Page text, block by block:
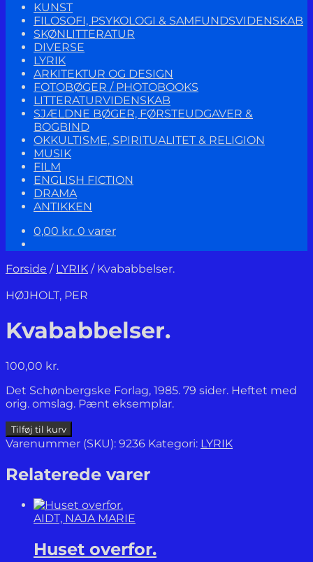
KUNST
FILOSOFI, PSYKOLOGI & SAMFUNDSVIDENSKAB
SKØNLITTERATUR
DIVERSE
LYRIK
ARKITEKTUR OG DESIGN
FOTOBØGER / PHOTOBOOKS
LITTERATURVIDENSKAB
SJÆLDNE BØGER, FØRSTEUDGAVER &
BOGBIND
OKKULTISME, SPIRITUALITET & RELIGION
MUSIK
FILM
ENGLISH FICTION
DRAMA
ANTIKKEN
0,00 kr. 0 varer
Forside / LYRIK / Kvababbelser.
HØJHOLT, PER
Kvababbelser.
100,00 kr.
Det Schønbergske Forlag, 1985. 79 sider. Heftet med
orig. omslag. Pænt eksemplar.
Kvababbelser.
antal
Tilføj til kurv
Varenummer (SKU): 9236 Kategori: LYRIK
Relaterede varer
AIDT, NAJA MARIE
Huset overfor.